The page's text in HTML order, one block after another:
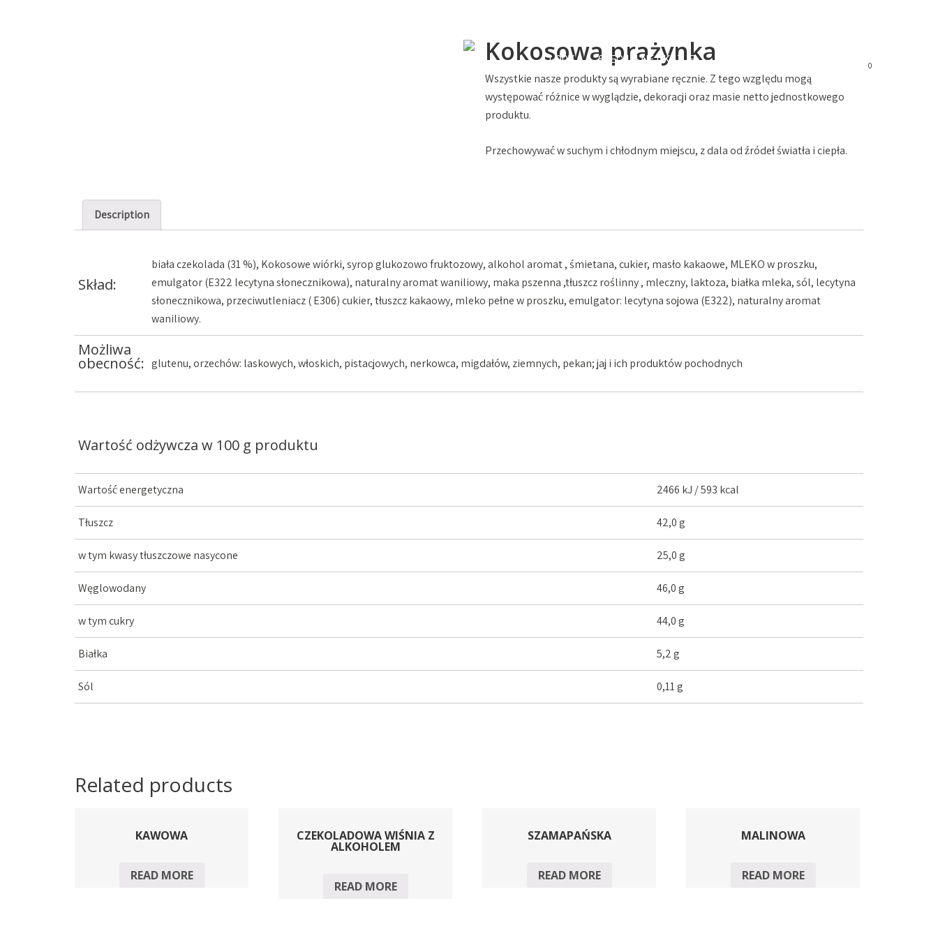
LODY SPECJALNE OKAZJE 0
Kokosowa prażynka
Wszystkie nasze produkty są wyrabiane ręcznie. Z tego względu mogą
występować różnice w wyglądzie, dekoracji oraz masie netto jednostkowego
produktu.
Przechowywać w suchym i chłodnym miejscu, z dala od źródeł światła i ciepła.
Description
Skład:
biała czekolada (31 %), Kokosowe wiórki, syrop glukozowo fruktozowy, alkohol aromat , śmietana, cukier, masło kakaowe, MLEKO w proszku,
emulgator (E322 lecytyna słonecznikowa), naturalny aromat waniliowy, maka pszenna ,tłuszcz roślinny , mleczny, laktoza, białka mleka, sól, lecytyna
słonecznikowa, przeciwutleniacz ( E306) cukier, tłuszcz kakaowy, mleko pełne w proszku, emulgator: lecytyna sojowa (E322), naturalny aromat
waniliowy.
Możliwa
obecność: glutenu, orzechów: laskowych, włoskich, pistacjowych, nerkowca, migdałów, ziemnych, pekan; jaj i ich produktów pochodnych
Wartość odżywcza w 100 g produktu
Wartość energetyczna 2466 kJ / 593 kcal
Tłuszcz 42,0 g
w tym kwasy tłuszczowe nasycone 25,0 g
Węglowodany 46,0 g
w tym cukry 44,0 g
Białka 5,2 g
Sól 0,11 g
Related products
KAWOWA
READ MORE
CZEKOLADOWA WIŚNIA Z
ALKOHOLEM
READ MORE
SZAMAPAŃSKA
READ MORE
MALINOWA
READ MORE